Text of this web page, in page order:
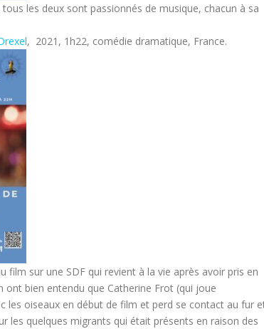
les deux sont passionnés de musique, chacun à sa
, 2021, 1h22, comédie dramatique, France.
film sur une SDF qui revient à la vie après avoir pris en
bien entendu que Catherine Frot (qui joue
les oiseaux en début de film et perd se contact au fur
les quelques migrants qui était présents en raison des